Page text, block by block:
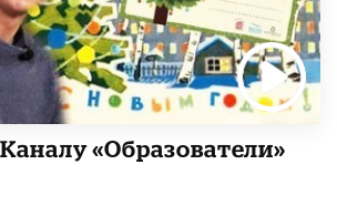
«Образователи»